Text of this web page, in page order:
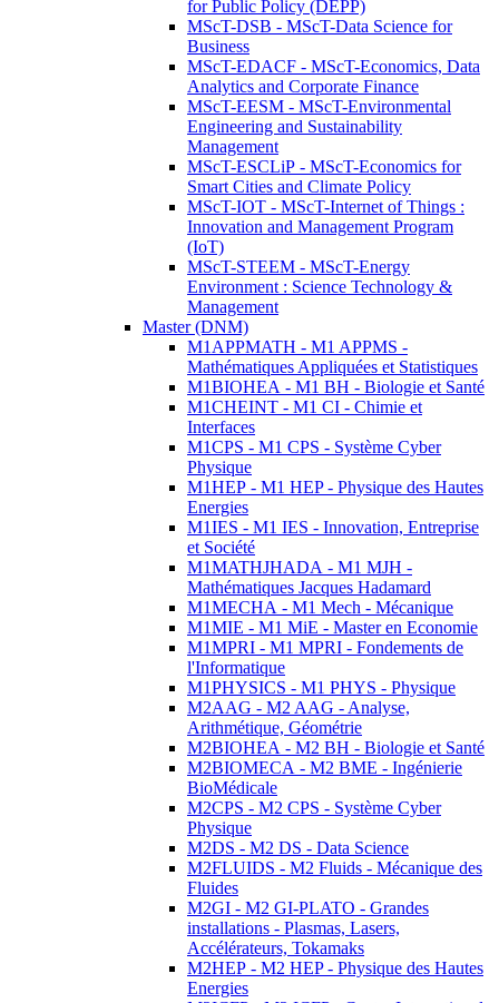
for Public Policy (DEPP)
MScT-DSB - MScT-Data Science for
Business
MScT-EDACF - MScT-Economics, Data
Analytics and Corporate Finance
MScT-EESM - MScT-Environmental
Engineering and Sustainability
Management
MScT-ESCLiP - MScT-Economics for
Smart Cities and Climate Policy
MScT-IOT - MScT-Internet of Things :
Innovation and Management Program
(IoT)
MScT-STEEM - MScT-Energy
Environment : Science Technology &
Management
Master (DNM)
M1APPMATH - M1 APPMS -
Mathématiques Appliquées et Statistiques
M1BIOHEA - M1 BH - Biologie et Santé
M1CHEINT - M1 CI - Chimie et
Interfaces
M1CPS - M1 CPS - Système Cyber
Physique
M1HEP - M1 HEP - Physique des Hautes
Energies
M1IES - M1 IES - Innovation, Entreprise
et Société
M1MATHJHADA - M1 MJH -
Mathématiques Jacques Hadamard
M1MECHA - M1 Mech - Mécanique
M1MIE - M1 MiE - Master en Economie
M1MPRI - M1 MPRI - Fondements de
l'Informatique
M1PHYSICS - M1 PHYS - Physique
M2AAG - M2 AAG - Analyse,
Arithmétique, Géométrie
M2BIOHEA - M2 BH - Biologie et Santé
M2BIOMECA - M2 BME - Ingénierie
BioMédicale
M2CPS - M2 CPS - Système Cyber
Physique
M2DS - M2 DS - Data Science
M2FLUIDS - M2 Fluids - Mécanique des
Fluides
M2GI - M2 GI-PLATO - Grandes
installations - Plasmas, Lasers,
Accélérateurs, Tokamaks
M2HEP - M2 HEP - Physique des Hautes
Energies